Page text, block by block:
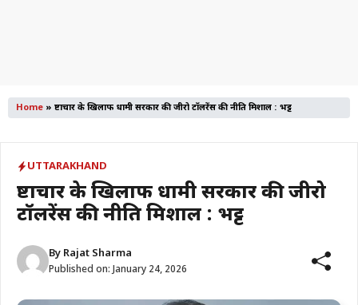
Home » भ्रष्टाचार के खिलाफ धामी सरकार की जीरो टॉलरेंस की नीति मिशाल : भट्ट
UTTARAKHAND
भ्रष्टाचार के खिलाफ धामी सरकार की जीरो
टॉलरेंस की नीति मिशाल : भट्ट
By Rajat Sharma
Published on: January 24, 2026